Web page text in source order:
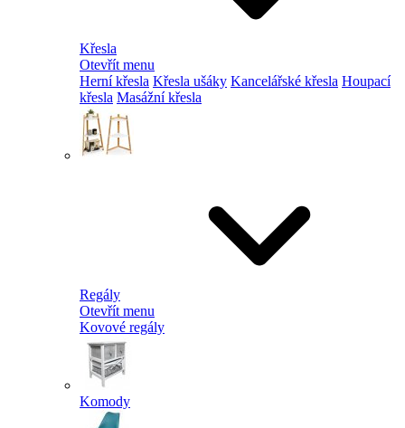
Křesla
Otevřít menu
Herní křesla Křesla ušáky Kancelářské křesla Houpací
křesla Masážní křesla
Regály
Otevřít menu
Kovové regály
Komody